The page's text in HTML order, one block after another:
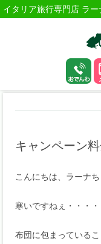
イタリア旅行専門店 ラ
キャンペーン
こんにちは、ラーナち
寒いですねぇ・・・・
布団に包まっている